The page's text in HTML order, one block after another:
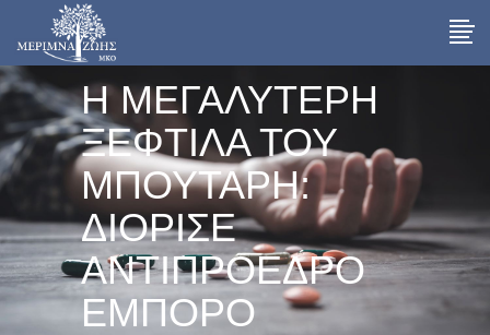
Η ΜΕΓΑΛΥΤΕΡΗ
ΞΕΦΤΙΛΑ ΤΟΥ
ΜΠΟΥΤΑΡΗ:
ΔΙΟΡΙΣΕ
ΑΝΤΙΠΡΟΕΔΡΟ
ΕΜΠΟΡΟ